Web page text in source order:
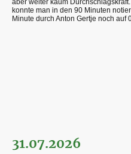
aber weiter kaum
konnte man in den 90 Minuten
Minute durch Anton Gertje noch auf
31.07.2026